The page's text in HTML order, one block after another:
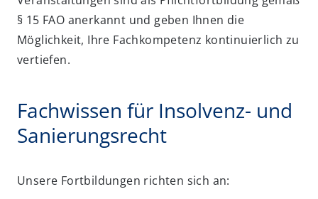
§ 15 FAO anerkannt und geben Ihnen die
Möglichkeit, Ihre Fachkompetenz kontinuierlich zu
vertiefen.
Fachwissen für Insolvenz- und
Sanierungsrecht
Unsere Fortbildungen richten sich an: